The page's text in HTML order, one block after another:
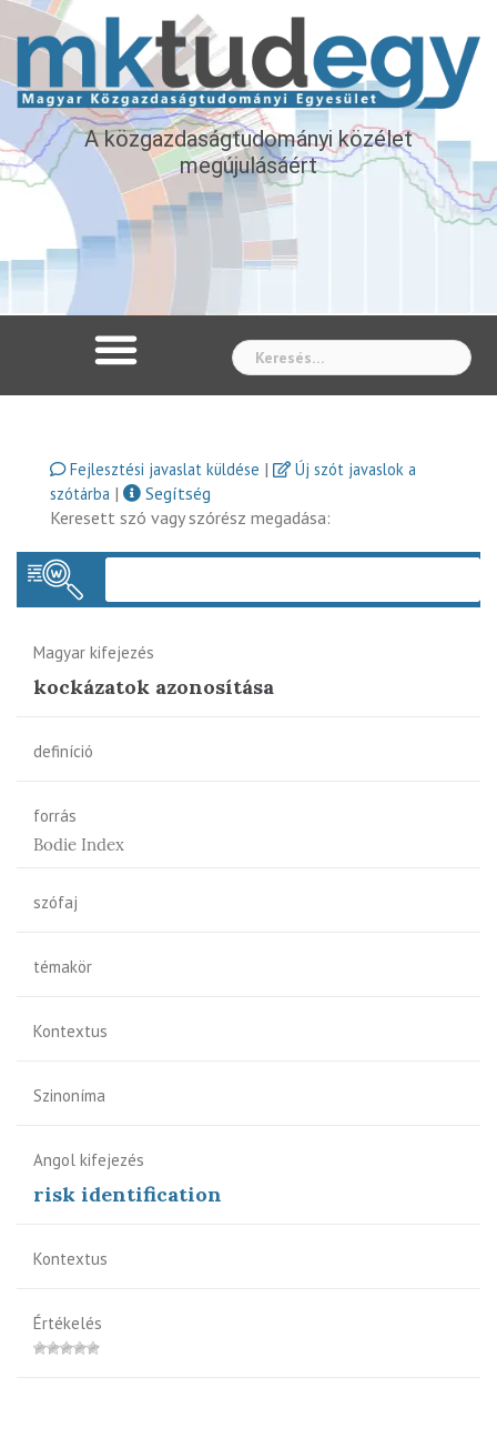
A közgazdaságtudományi közélet
megújulásáért
Fejlesztési javaslat küldése |
Új szót javaslok a
szótárba |
Segítség
Keresett szó vagy szórész megadása:
Magyar kifejezés
kockázatok azonosítása
definíció
forrás
Bodie Index
szófaj
témakör
Kontextus
Szinoníma
Angol kifejezés
risk identification
Kontextus
Értékelés